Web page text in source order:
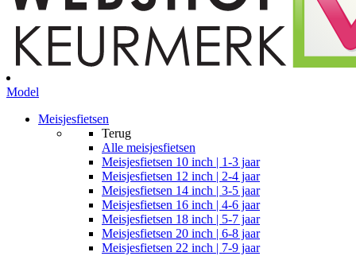
Model
Meisjesfietsen
Terug
Alle meisjesfietsen
Meisjesfietsen 10 inch | 1-3 jaar
Meisjesfietsen 12 inch | 2-4 jaar
Meisjesfietsen 14 inch | 3-5 jaar
Meisjesfietsen 16 inch | 4-6 jaar
Meisjesfietsen 18 inch | 5-7 jaar
Meisjesfietsen 20 inch | 6-8 jaar
Meisjesfietsen 22 inch | 7-9 jaar